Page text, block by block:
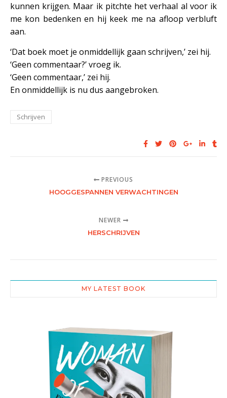
kunnen krijgen. Maar ik pitchte het verhaal al voor ik
me kon bedenken en hij keek me na afloop verbluft
aan.
‘Dat boek moet je onmiddellijk gaan schrijven,’ zei hij.
‘Geen commentaar?’ vroeg ik.
‘Geen commentaar,’ zei hij.
En onmiddellijk is nu dus aangebroken.
Schrijven
PREVIOUS
HOOGGESPANNEN VERWACHTINGEN
NEWER
HERSCHRIJVEN
MY LATEST BOOK